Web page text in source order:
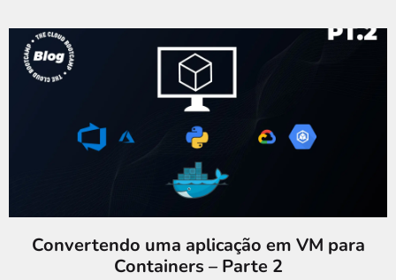
Convertendo uma aplicação em VM para
Containers – Parte 2